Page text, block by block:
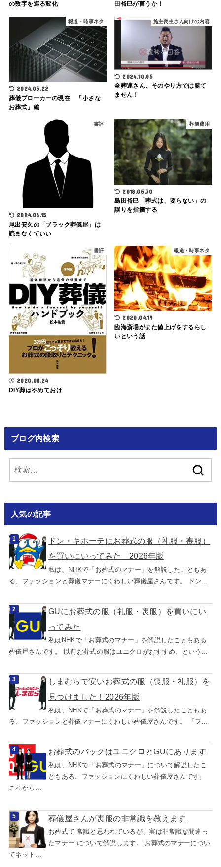
の数字を巡る変化
田裕巳が言うか！
報道・時事ネタ
2024.05.22
葬儀ブローカーの現在 「小さな
お葬式」編
施主喪主さん向けの内容
2024.10.05
全葬連さん、そのやり方では勝て
ません！
書評
2024.06.15
尾出安久の「ブラック葬儀屋」は
読まなくていい
葬儀費用
2018.05.30
島田裕巳「葬式は、要らない」の
誤りを指摘する
書評
2020.08.24
DIY葬はやめておけ
報道・時事ネタ
2020.04.19
臨海斎場がまた値上げをするらし
いという話
ブログ内検索
索:
人気の記事
ドン・キホーテにお葬式の服（礼服・喪服）
を買いにいってみた 2026年版
私は、NHKで「お葬式のマナー」を解説したこともあ
る、ファッションと葬儀マナーにくわしい葬儀屋さんです。 ドン...
GUにお葬式の服（礼服・喪服）を買いにい
ってみた
私はNHKで「お葬式のマナー」を解説したこともある
葬儀屋さんです。 以前お葬式の服はユニクロがおすすめ、という...
しまむらで安いお葬式の服（喪服・礼服）を
見つけました！2026年版
私は、NHKで「お葬式のマナー」を解説したこともあ
る、ファッションと葬儀マナーにくわしい葬儀屋さんです。 「フ...
お葬式のバッグはユニクロとGUにあります
私は、NHKで「お葬式のマナー」について解説したこ
ともある、ファッションにくわしい葬儀屋さんです。
これから...
葬儀屋さんが喪服の非常識を教えます
お葬式で 常識と思われているが、実は非常識な間違っ
たマナー について解説します。 お葬式のマナーについ
てネット...